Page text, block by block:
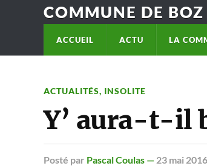
COMMUNE DE BOZ
ACCUEIL ACTU LA
ACTUALITÉS, INSOLITE
Y’ aura-t-il
Posté par Pascal Coulas — 23 mai 2016